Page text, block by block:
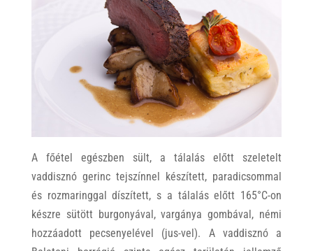
A főétel egészben sült, a tálalás előtt szeletelt
vaddisznó gerinc tejszínnel készített, paradicsommal
és rozmaringgal díszített, s a tálalás előtt 165°C-on
készre sütött burgonyával, vargánya gombával, némi
hozzáadott pecsenyelével (jus-vel). A vaddisznó a